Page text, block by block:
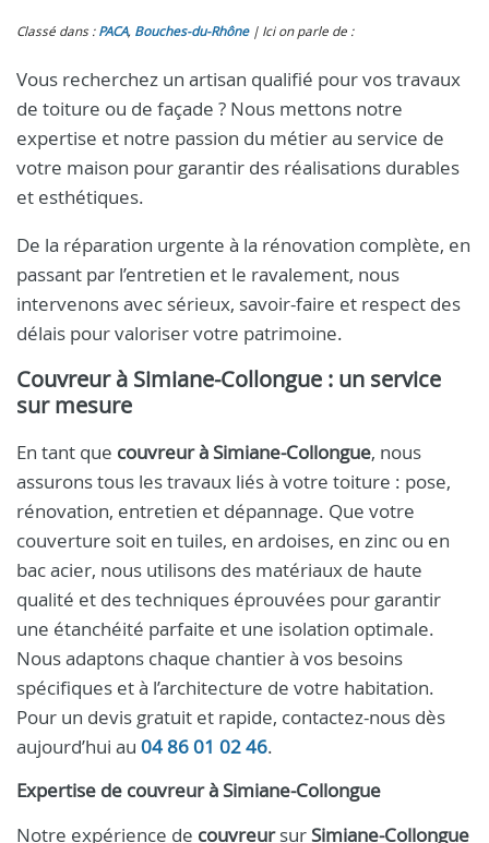
Classé dans : PACA, Bouches-du-Rhône Ici on parle de :
Vous recherchez un artisan qualifié pour vos travaux
de toiture ou de façade ? Nous mettons notre
expertise et notre passion du métier au service de
votre maison pour garantir des réalisations durables
et esthétiques.
De la réparation urgente à la rénovation complète, en
passant par l’entretien et le ravalement, nous
intervenons avec sérieux, savoir-faire et respect des
délais pour valoriser votre patrimoine.
Couvreur à Simiane-Collongue : un service
sur mesure
En tant que couvreur à Simiane-Collongue, nous
assurons tous les travaux liés à votre toiture : pose,
rénovation, entretien et dépannage. Que votre
couverture soit en tuiles, en ardoises, en zinc ou en
bac acier, nous utilisons des matériaux de haute
qualité et des techniques éprouvées pour garantir
une étanchéité parfaite et une isolation optimale.
Nous adaptons chaque chantier à vos besoins
spécifiques et à l’architecture de votre habitation.
Pour un devis gratuit et rapide, contactez-nous dès
aujourd’hui au 04 86 01 02 46.
Expertise de couvreuràSimiane-Collongue
Notre expérience de couvreursurSimiane-Collongue